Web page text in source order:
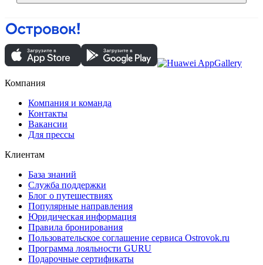
Компания
Компания и команда
Контакты
Вакансии
Для прессы
Клиентам
База знаний
Служба поддержки
Блог о путешествиях
Популярные направления
Юридическая информация
Правила бронирования
Пользовательское соглашение сервиса Ostrovok.ru
Программа лояльности GURU
Подарочные сертификаты